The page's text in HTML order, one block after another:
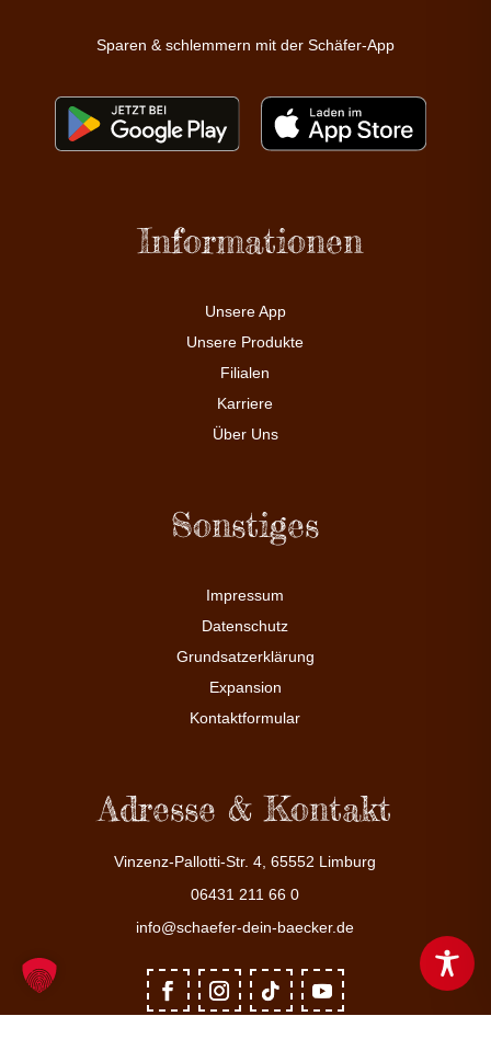
Sparen & schlemmern mit der Schäfer-App
Informationen
Unsere App
Unsere Produkte
Filialen
Karriere
Über Uns
Sonstiges
Impressum
Datenschutz
Grundsatzerklärung
Expansion
Kontaktformular
Adresse & Kontakt
Vinzenz-Pallotti-Str. 4, 65552 Limburg
06431 211 66 0
info@schaefer-dein-baecker.de